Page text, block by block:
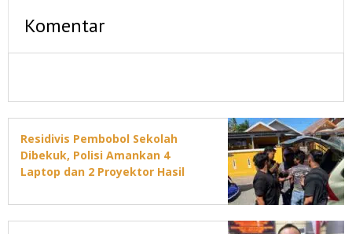
Komentar
Residivis Pembobol Sekolah
Dibekuk, Polisi Amankan 4
Laptop dan 2 Proyektor Hasil